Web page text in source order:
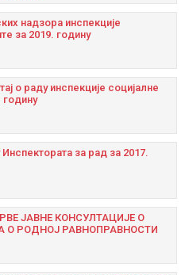
надзора инспекције
за 2019. годину
о раду инспекције социјалне
годину
за рад за 2017.
ЈАВНЕ КОНСУЛТАЦИЈЕ О
О РОДНОЈ РАВНОПРАВНОСТИ